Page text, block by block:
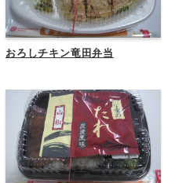
おろしチキン竜田弁当